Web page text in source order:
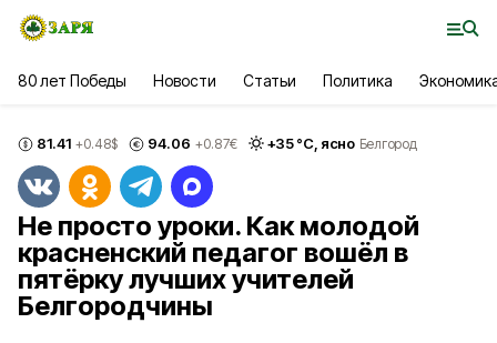
80 лет Победы Новости Статьи Политика
81.41 +0.48$ 94.06 +0.87€ +35°С, ясно Белгород
Не просто уроки. Как молодой
красненский педагог вошёл в
пятёрку лучших учителей
Белгородчины